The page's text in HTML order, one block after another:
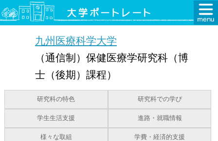
九州医療科学大学
（通信制）保健医療学研究科（博
士（後期）課程）
研究科の特色 研究科での学び
学生生活支援 進路・就職情報
様々な取組 学費・経済的支援